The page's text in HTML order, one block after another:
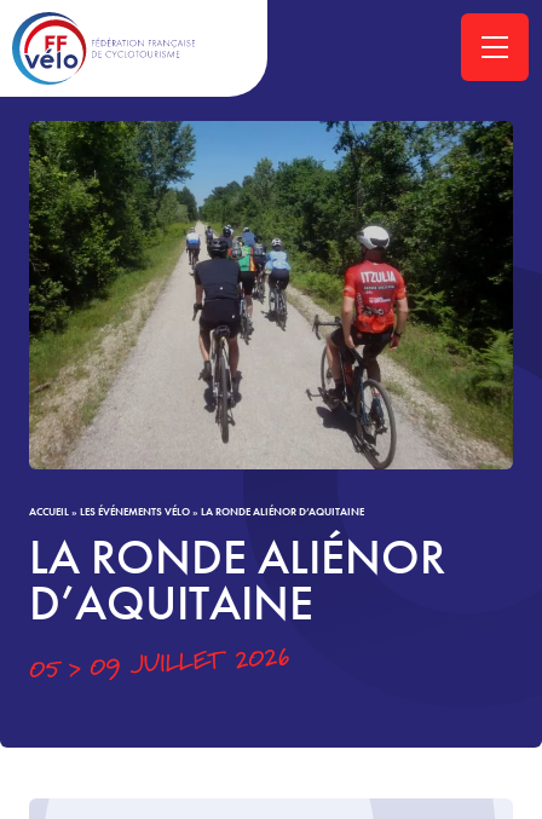
ACCUEIL» LES ÉVÉNEMENTS VÉLO» LA RONDE ALIÉNOR D’AQUITAINE
LA RONDE ALIÉNOR
D’AQUITAINE
05 > 09 JUILLET 2026